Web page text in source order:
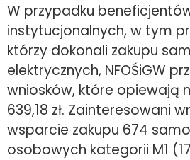
W przypadku
instytucjonalnych, w tym
którzy dokonali zakupu
elektrycznych, NFOŚiGW
wniosków, które opiewają
639,18 zł. Zainteresowani
wsparcie zakupu 674
osobowych kategorii M1